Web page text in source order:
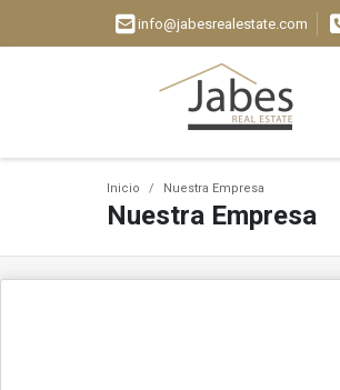
info@jabesrealestate.com
Inicio Nuestra Empresa
Nuestra Empresa